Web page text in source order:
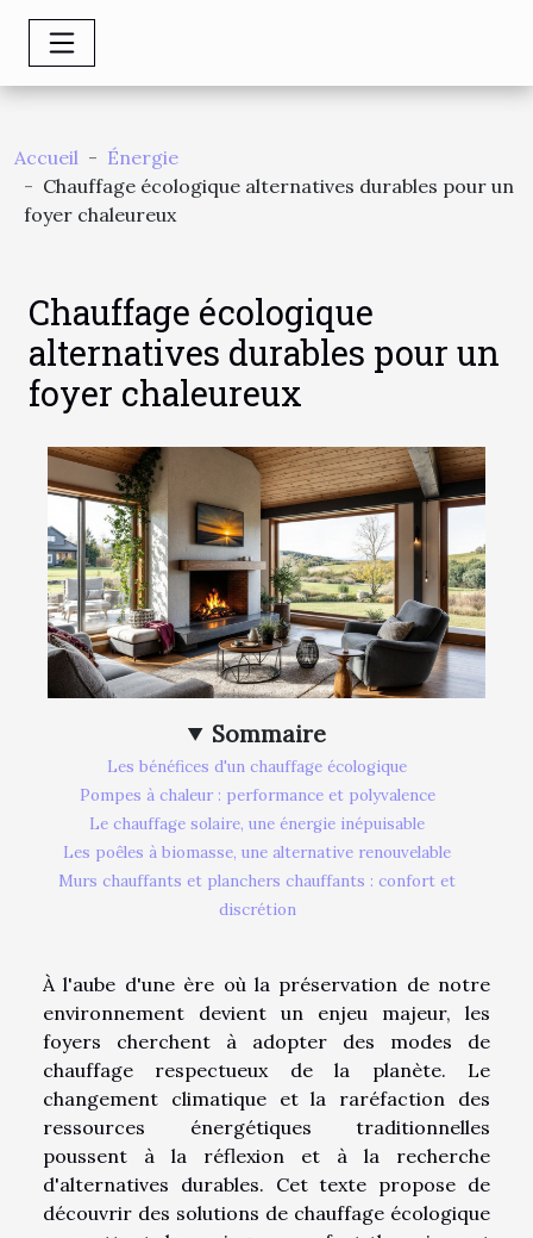
Accueil
Énergie
Chauffage écologique alternatives durables pour un
foyer chaleureux
Chauffage écologique
alternatives durables pour un
foyer chaleureux
Sommaire
Les bénéfices d'un chauffage écologique
Pompes à chaleur : performance et polyvalence
Le chauffage solaire, une énergie inépuisable
Les poêles à biomasse, une alternative renouvelable
Murs chauffants et planchers chauffants : confort et
discrétion
À l'aube d'une ère où la préservation de notre
environnement devient un enjeu majeur, les
foyers cherchent à adopter des modes de
chauffage respectueux de la planète. Le
changement climatique et la raréfaction des
ressources énergétiques traditionnelles
poussent à la réflexion et à la recherche
d'alternatives durables. Cet texte propose de
découvrir des solutions de chauffage écologique